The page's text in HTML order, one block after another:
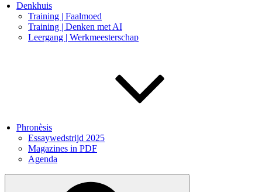
Denkhuis
Training | Faalmoed
Training | Denken met AI
Leergang | Werkmeesterschap
Phronèsis
Essaywedstrijd 2025
Magazines in PDF
Agenda